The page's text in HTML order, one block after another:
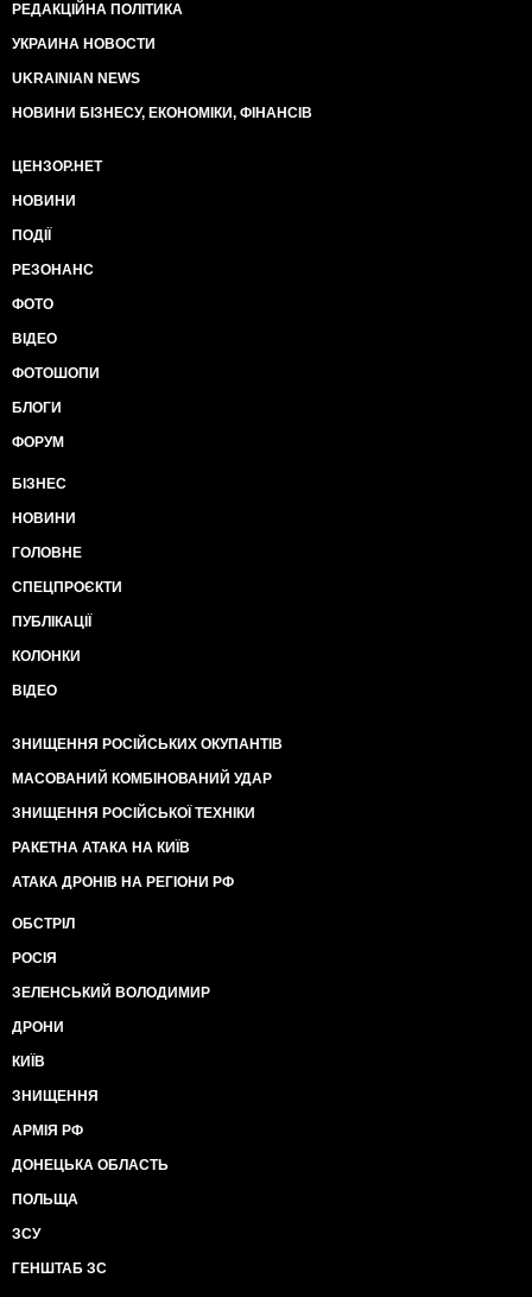
РЕДАКЦІЙНА ПОЛІТИКА
УКРАИНА НОВОСТИ
UKRAINIAN NEWS
НОВИНИ БІЗНЕСУ, ЕКОНОМІКИ, ФІНАНСІВ
ЦЕНЗОР.НЕТ
НОВИНИ
ПОДІЇ
РЕЗОНАНС
ФОТО
ВІДЕО
ФОТОШОПИ
БЛОГИ
ФОРУМ
БІЗНЕС
НОВИНИ
ГОЛОВНЕ
СПЕЦПРОЄКТИ
ПУБЛІКАЦІЇ
КОЛОНКИ
ВІДЕО
ЗНИЩЕННЯ РОСІЙСЬКИХ ОКУПАНТІВ
МАСОВАНИЙ КОМБІНОВАНИЙ УДАР
ЗНИЩЕННЯ РОСІЙСЬКОЇ ТЕХНІКИ
РАКЕТНА АТАКА НА КИЇВ
АТАКА ДРОНІВ НА РЕГІОНИ РФ
ОБСТРІЛ
РОСІЯ
ЗЕЛЕНСЬКИЙ ВОЛОДИМИР
ДРОНИ
КИЇВ
ЗНИЩЕННЯ
АРМІЯ РФ
ДОНЕЦЬКА ОБЛАСТЬ
ПОЛЬЩА
ЗСУ
ГЕНШТАБ ЗС